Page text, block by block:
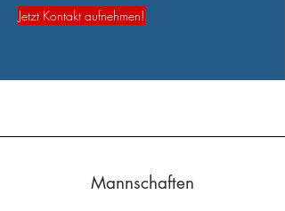
Jetzt Kontakt aufnehmen!
Mannschaften